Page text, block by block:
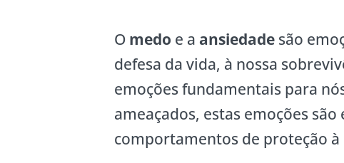
O medo e a ansiedade são
defesa da vida, à nossa
emoções fundamentais para
ameaçados, estas emoções
comportamentos de proteção